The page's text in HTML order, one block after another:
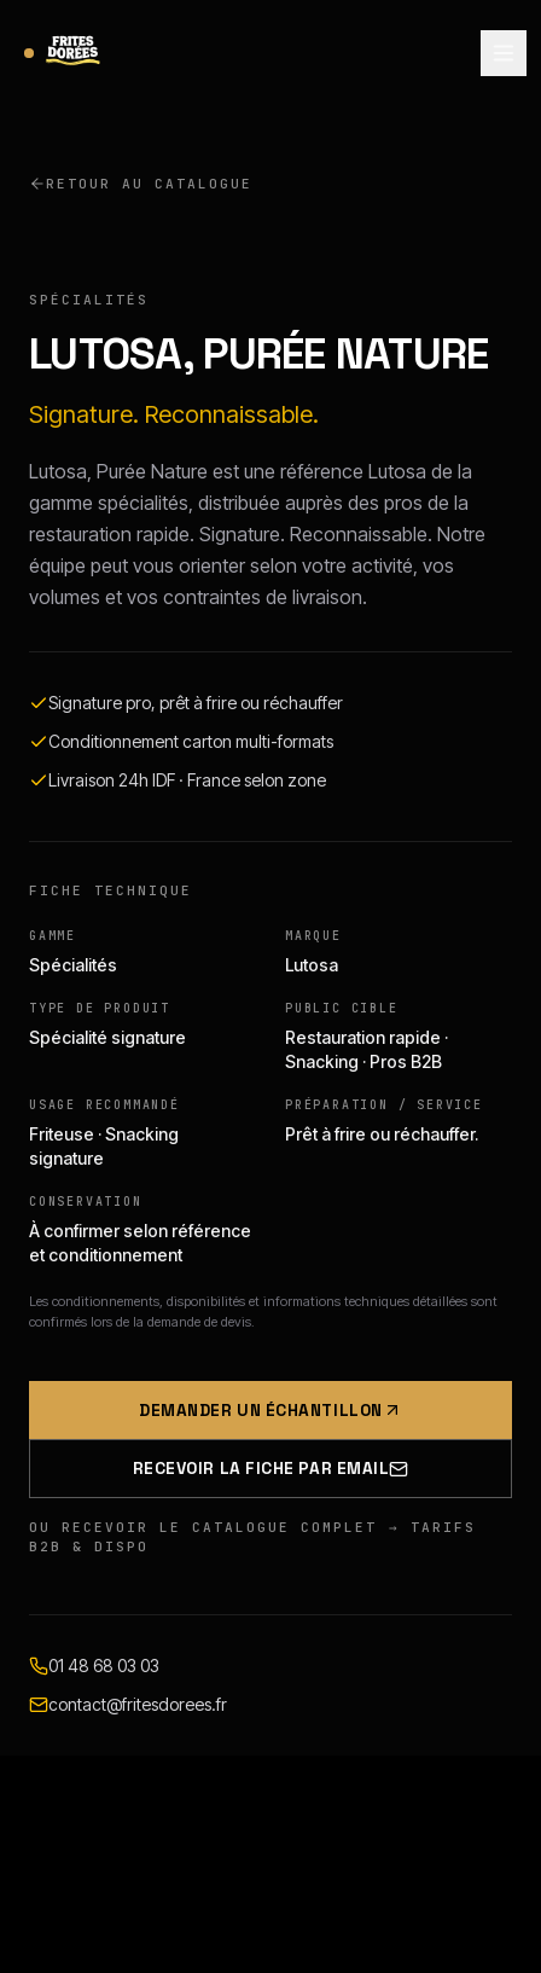
RETOUR AU CATALOGUE
SPÉCIALITÉS
LUTOSA, PURÉE NATURE
Signature. Reconnaissable.
Lutosa, Purée Nature est une référence Lutosa de la
gamme spécialités, distribuée auprès des pros de la
restauration rapide. Signature. Reconnaissable. Notre
équipe peut vous orienter selon votre activité, vos
volumes et vos contraintes de livraison.
Signature pro, prêt à frire ou réchauffer
Conditionnement carton multi-formats
Livraison 24h IDF · France selon zone
FICHE TECHNIQUE
GAMME
Spécialités
MARQUE
Lutosa
TYPE DE PRODUIT
Spécialité signature
PUBLIC CIBLE
Restauration rapide ·
Snacking · Pros B2B
USAGE RECOMMANDÉ
Friteuse · Snacking
signature
PRÉPARATION / SERVICE
Prêt à frire ou réchauffer.
CONSERVATION
À confirmer selon référence
et conditionnement
Les conditionnements, disponibilités et informations techniques détaillées sont
confirmés lors de la demande de devis.
DEMANDER UN ÉCHANTILLON
RECEVOIR LA FICHE PAR EMAIL
OU RECEVOIR LE CATALOGUE COMPLET → TARIFS
B2B & DISPO
01 48 68 03 03
contact@fritesdorees.fr